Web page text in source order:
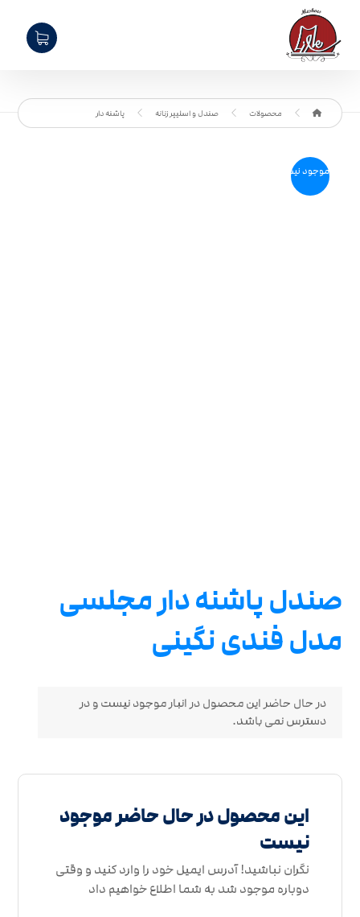
محصولات صندل و اسلیپر زنانه پاشنه دار
موجود نیست
صندل پاشنه دار مجلسی
مدل فندی نگینی
در حال حاضر این محصول در انبار موجود نیست و در
دسترس نمی باشد.
این محصول در حال حاضر موجود
نیست
نگران نباشید! آدرس ایمیل خود را وارد کنید و وقتی
دوباره موجود شد به شما اطلاع خواهیم داد